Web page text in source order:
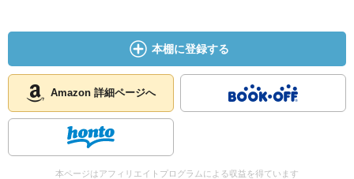
本棚に登録する
Amazon 詳細ページへ
本ページはアフィリエイトプログラムによる収益を得ています